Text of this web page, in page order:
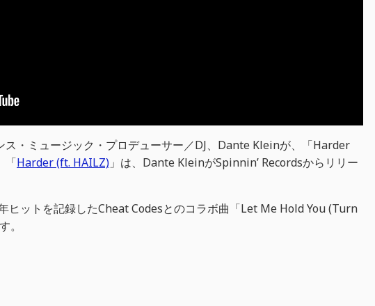
ス・ミュージック・プロデューサー／DJ、Dante Kleinが、「Harder
「Harder (ft. HAILZ) 」は、Dante KleinがSpinnin’ Recordsからリリー
ヒットを記録したCheat Codesとのコラボ曲「Let Me Hold You (Turn
。